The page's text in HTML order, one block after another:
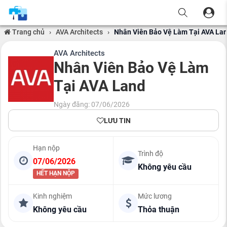
Trang chủ › AVA Architects › Nhân Viên Bảo Vệ Làm Tại AVA
AVA Architects
Nhân Viên Bảo Vệ Làm
Tại AVA Land
Ngày đăng: 07/06/2026
LƯU TIN
Hạn nộp
07/06/2026
HẾT HẠN NỘP
Trình độ
Không yêu cầu
Kinh nghiệm
Không yêu cầu
Mức lương
Thỏa thuận